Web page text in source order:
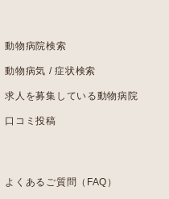
動物病院検索
動物病気 / 症状検索
求人を募集している動物病院
口コミ投稿
よくあるご質問（FAQ）